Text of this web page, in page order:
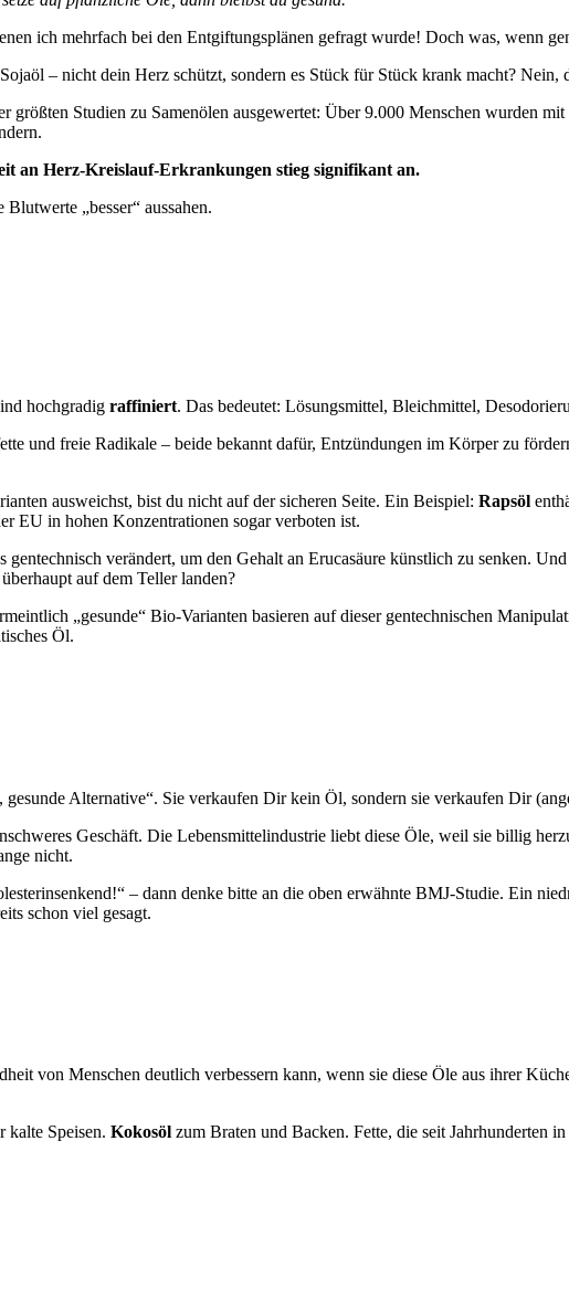
ich mehrfach bei den Entgiftungsplänen gefragt wurde! Doch was, wenn
– nicht dein Herz schützt, sondern es Stück für Stück krank macht? Nein,
größten Studien zu Samenölen ausgewertet: Über 9.000 Menschen wurden
an Herz-Kreislauf-Erkrankungen stieg signifikant an.
„besser“ aussahen.
hochgradig raffiniert. Das bedeutet: Lösungsmittel, Bleichmittel,
und freie Radikale – beide bekannt dafür, Entzündungen im Körper zu
ausweichst, bist du nicht auf der sicheren Seite. Ein Beispiel: Rapsöl
EU in hohen Konzentrationen sogar verboten ist.
verändert, um den Gehalt an Erucasäure künstlich zu senken.
auf dem Teller landen?
„gesunde“ Bio-Varianten basieren auf dieser gentechnischen
Öl.
Alternative“. Sie verkaufen Dir kein Öl, sondern sie verkaufen Dir
Geschäft. Die Lebensmittelindustrie liebt diese Öle, weil sie billig
nicht.
– dann denke bitte an die oben erwähnte BMJ-Studie. Ein
schon viel gesagt.
von Menschen deutlich verbessern kann, wenn sie diese Öle aus ihrer
kalte Speisen. Kokosöl zum Braten und Backen. Fette, die seit Jahrhunderten